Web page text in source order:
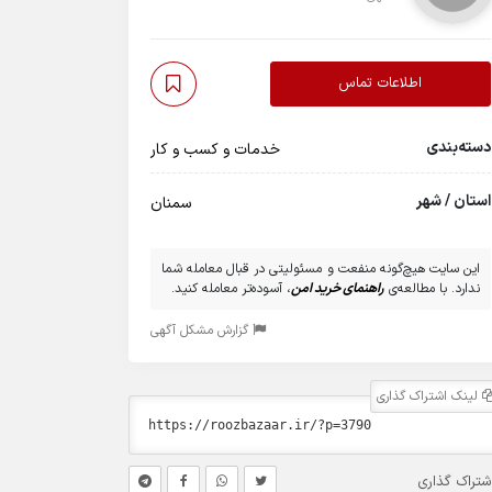
اطلاعات تماس
دسته‌بندی خدمات و کسب و کار
استان / شهر سمنان
این سایت هیچ‌گونه منفعت و مسئولیتی در قبال معامله شما
ندارد. با مطالعه‌ی راهنمای خرید امن، آسوده‌تر معامله کنید.
گزارش مشکل آگهی
لینک اشتراک گذاری
گذاری